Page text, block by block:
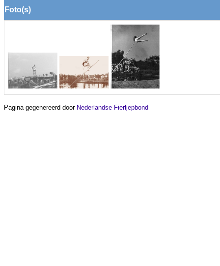
Foto(s)
Pagina gegenereerd door Nederlandse Fierljepbond